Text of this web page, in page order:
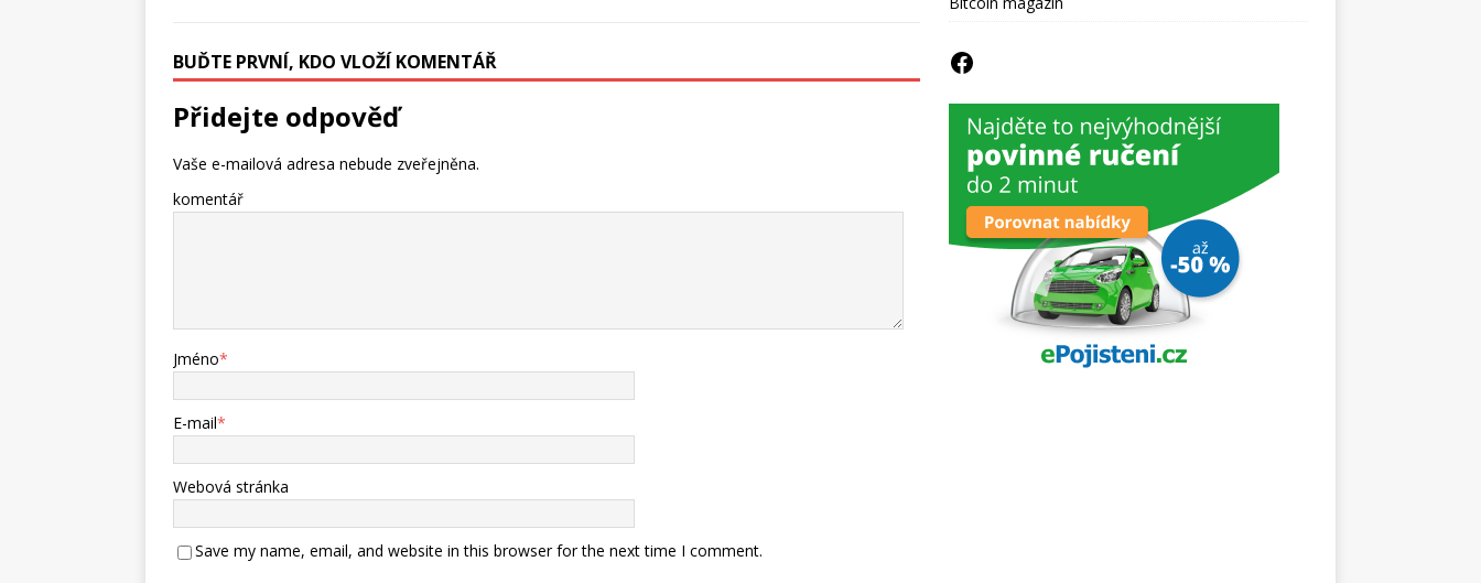
BUĎTE PRVNÍ, KDO VLOŽÍ KOMENTÁŘ
Přidejte odpověď
Vaše e-mailová adresa nebude zveřejněna.
komentář
Jméno*
E-mail*
Webová stránka
Save my name, email, and website in this browser for the next time I comment.